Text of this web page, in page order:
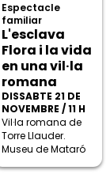
Espectacle
familiar
L'esclava
Flora i la vida
en una vil·la
romana
DISSABTE 21 DE
NOVEMBRE / 11 H
Vil·la romana de
Torre Llauder.
Museu de Mataró